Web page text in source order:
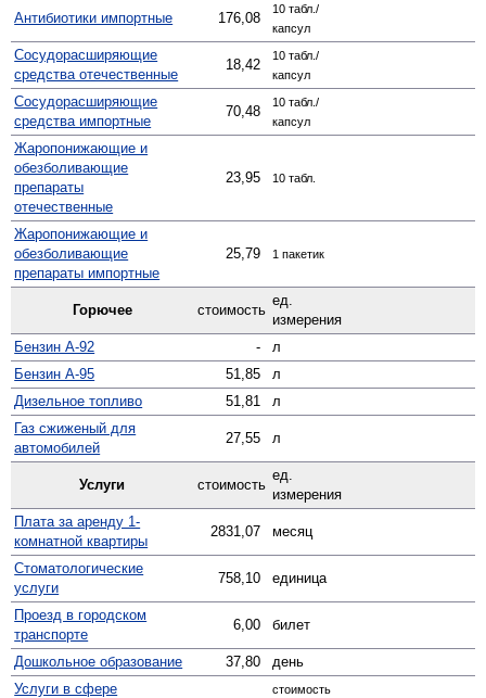
Антибиотики импортные 176,08
10 табл./
капсул
Сосудо­расширяющие
средства отечественные
18,42
10 табл./
капсул
Сосуд­орасширяющие
средства импортные
70,48
10 табл./
капсул
Жаро­понижающие и
обезболивающие
препараты
отечественные
23,95 10 табл.
Жаро­понижающие и
обезболивающие
препараты импортные
25,79 1 пакетик
Горючее стоимость
ед.
измерения
Бензин А-92
-
л
Бензин А-95
51,85
л
Дизельное топливо
51,81
л
Газ сжиженый для
автомобилей
27,55 л
Услуги стоимость
ед.
измерения
Плата за аренду 1-
комнатной квартиры
2831,07 месяц
Стомато­логические
услуги
758,10 единица
Проезд в городском
транспорте
6,00 билет
Дошкольное образование 37,80
день
Услуги в сфере
стоимость